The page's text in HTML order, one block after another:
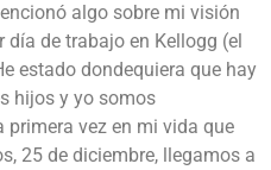
algo sobre mi visión
de trabajo en Kellogg (el
estado dondequiera que hay
hijos y yo somos
primera vez en mi vida que
25 de diciembre, llegamos a